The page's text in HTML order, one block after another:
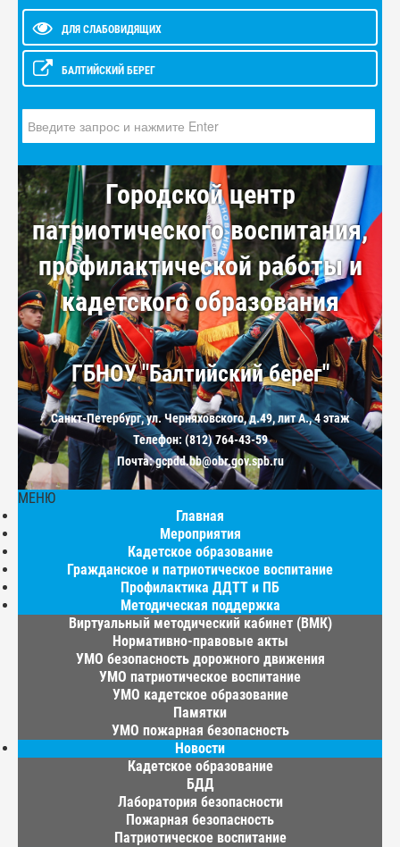
ДЛЯ СЛАБОВИДЯЩИХ
БАЛТИЙСКИЙ БЕРЕГ
Городской центр
патриотического воспитания,
профилактической работы и
кадетского образования
ГБНОУ "Балтийский берег"
Санкт-Петербург, ул. Черняховского, д.49, лит А., 4 этаж
Телефон: (812) 764-43-59
Почта: gcpdd.bb@obr.gov.spb.ru
МЕНЮ
Главная
Мероприятия
Кадетское образование
Гражданское и патриотическое воспитание
Профилактика ДДТТ и ПБ
Методическая поддержка
Виртуальный методический кабинет (ВМК)
Нормативно-правовые акты
УМО безопасность дорожного движения
УМО патриотическое воспитание
УМО кадетское образование
Памятки
УМО пожарная безопасность
Новости
Кадетское образование
БДД
Лаборатория безопасности
Пожарная безопасность
Патриотическое воспитание